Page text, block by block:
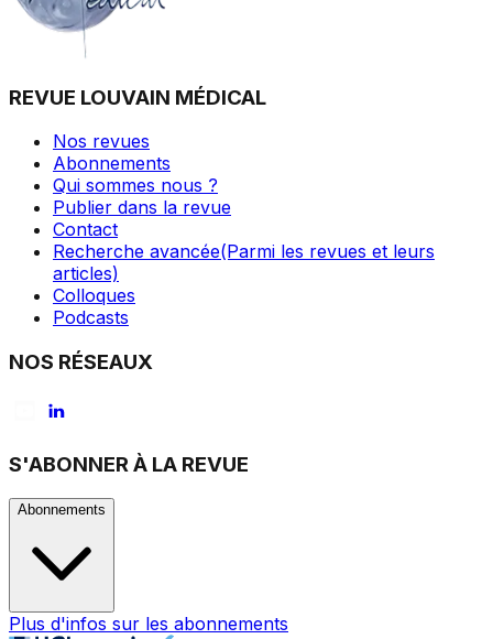
REVUE LOUVAIN MÉDICAL
Nos revues
Abonnements
Qui sommes nous ?
Publier dans la revue
Contact
Recherche avancée(Parmi les revues et leurs
articles)
Colloques
Podcasts
NOS RÉSEAUX
S'ABONNER À LA REVUE
Abonnements
Plus d'infos sur les abonnements